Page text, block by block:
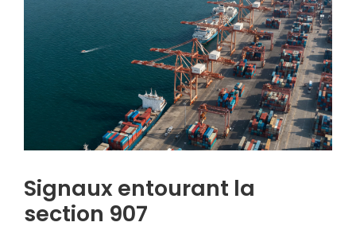
Signaux entourant la
section 907